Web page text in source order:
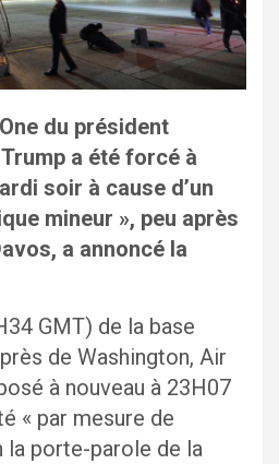
du président
a été forcé à
soir à cause d’un
mineur », peu après
a annoncé la
GMT) de la base
de Washington, Air
à nouveau à 23H07
« par mesure de
la porte-parole de la